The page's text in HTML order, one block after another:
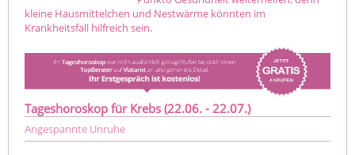
kleine Hausmittelchen und Nestwärme könnten im
Krankheitsfall hilfreich sein.
Tageshoroskop für Krebs (22.06. - 22.07.)
Angespannte Unruhe